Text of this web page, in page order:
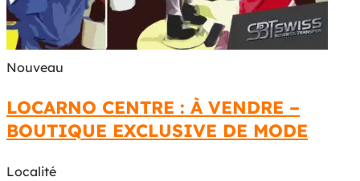
Nouveau
LOCARNO CENTRE : À VENDRE –
BOUTIQUE EXCLUSIVE DE MODE
Localité